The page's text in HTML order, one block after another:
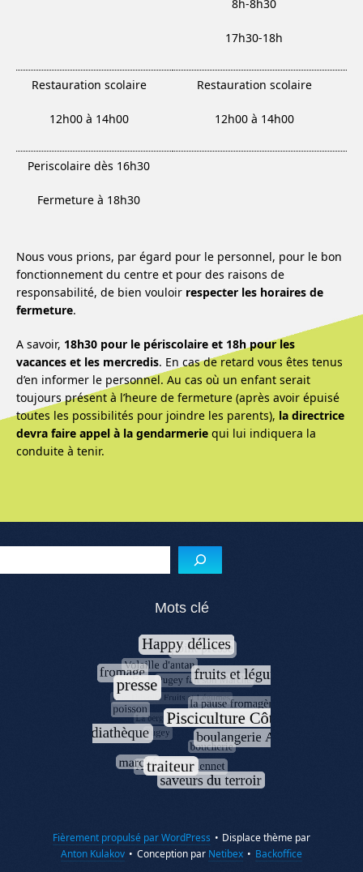
8h-8h30
17h30-18h
Restauration scolaire
12h00 à 14h00
Restauration scolaire
12h00 à 14h00
Periscolaire dès 16h30
Fermeture à 18h30
Nous vous prions, par égard pour le personnel, pour le bon
fonctionnement du centre et pour des raisons de
responsabilité, de bien vouloir respecter les horaires de
fermeture.
A savoir, 18h30 pour le périscolaire et 18h pour les
vacances et les mercredis. En cas de retard vous êtes tenus
d’en informer le personnel. Au cas où un enfant serait
toujours présent à l’heure de fermeture (après avoir épuisé
toutes les possibilités pour joindre les parents), la directrice
devra faire appel à la gendarmerie qui lui indiquera la
conduite à tenir.
Menu de l'article
Mots clé
Fièrement propulsé par WordPress • Displace thème par
Anton Kulakov • Conception par Netibex • Backoffice